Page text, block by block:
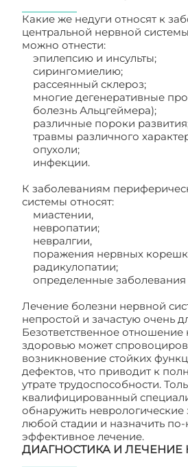
Какие же недуги относят к
центральной нервной
можно отнести:
эпилепсию и инсульты;
сирингомиелию;
рассеянный склероз;
многие дегенеративные
болезнь Альцгеймера);
различные пороки
травмы различного
опухоли;
инфекции.
К заболеваниям
системы относят:
миастении,
невропатии;
невралгии,
поражения нервных
радикулопатии;
определенные
Лечение болезни нервной
непростой и зачастую очень
Безответственное отношение
здоровью может
возникновение стойких
дефектов, что приводит к
утрате трудоспособности.
квалифицированный
обнаружить неврологические
любой стадии и назначить
эффективное лечение.
ДИАГНОСТИКА И ЛЕЧЕНИЕ